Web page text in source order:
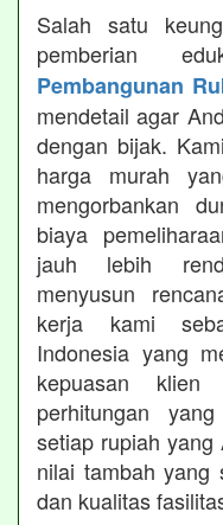
Salah satu
pemberian
Pembangunan
mendetail agar
dengan bijak.
harga murah
mengorbankan
biaya
jauh lebih
menyusun
kerja kami
Indonesia yang
kepuasan klien
perhitungan
setiap rupiah yang
nilai tambah yang
dan kualitas